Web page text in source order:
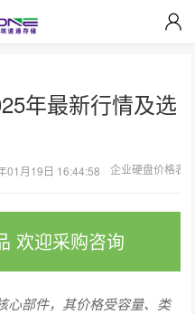
年最新行情及选
01月19日 16:44:58 企业硬盘价格表
欢迎采购咨询
心部件，其价格受容量、类